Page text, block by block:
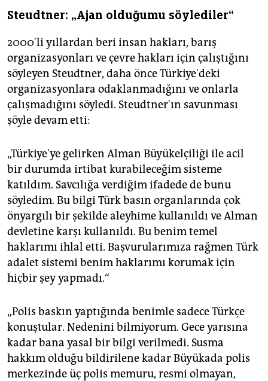
Steudtner: „Ajan olduğumu söylediler“
2000'li yıllardan beri insan hakları, barış
organizasyonları ve çevre hakları için çalıştığını
söyleyen Steudtner, daha önce Türkiye'deki
organizasyonlara odaklanmadığını ve onlarla
çalışmadığını söyledi. Steudtner'ın savunması
şöyle devam etti:
„Türkiye'ye gelirken Alman Büyükelçiliği ile acil
bir durumda irtibat kurabileceğim sisteme
katıldım. Savcılığa verdiğim ifadede de bunu
söyledim. Bu bilgi Türk basın organlarında çok
önyargılı bir şekilde aleyhime kullanıldı ve Alman
devletine karşı kullanıldı. Bu benim temel
haklarımı ihlal etti. Başvurularımıza rağmen Türk
adalet sistemi benim haklarımı korumak için
hiçbir şey yapmadı.“
„Polis baskın yaptığında benimle sadece Türkçe
konuştular. Nedenini bilmiyorum. Gece yarısına
kadar bana yasal bir bilgi verilmedi. Susma
hakkım olduğu bildirilene kadar Büyükada polis
merkezinde üç polis memuru, resmi olmayan,